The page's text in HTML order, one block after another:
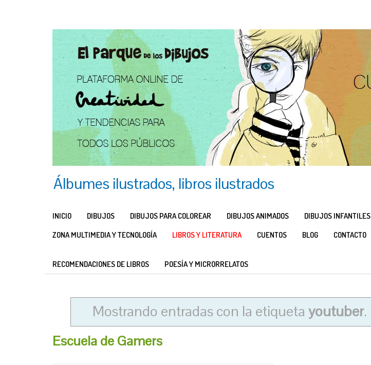
Álbumes ilustrados, libros ilustrados
INICIO DIBUJOS DIBUJOS PARA COLOREAR DIBUJOS ANIMADOS DIBUJOS INFANTILES
ZONA MULTIMEDIA Y TECNOLOGÍA
LIBROS Y LITERATURA CUENTOS BLOG CONTACTO
RECOMENDACIONES DE LIBROS POESÍA Y MICRORRELATOS
Mostrando entradas con la etiqueta youtuber.
Escuela de Gamers